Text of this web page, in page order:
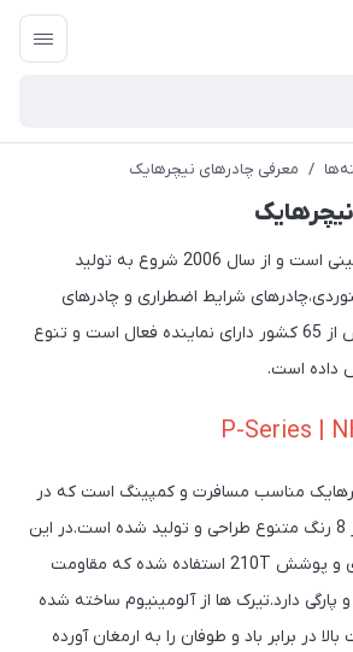
/ معرفی چادرهای نیچرهایک
اصالت برند نیچرهایک چینی است و از سال 2006 شروع به تولید
شرایط اضطراری و چادرهای
نظامی کرد.امروزه در بیش از 65 کشور دارای نماینده فعال است و تنوع
داده است.
مناسب مسافرت و کمپینگ است که در
اندازه های 2 تا 4 نفره در 8 رنگ متنوع طراحی و تولید شده است.در این
چادر از 2 لایه پارچه توری و پوشش 210T استفاده شده که مقاومت
و پارگی دارد.تیرک ها از آلومینیوم ساخته شده
در برابر باد و طوفان را به ارمغان آورده